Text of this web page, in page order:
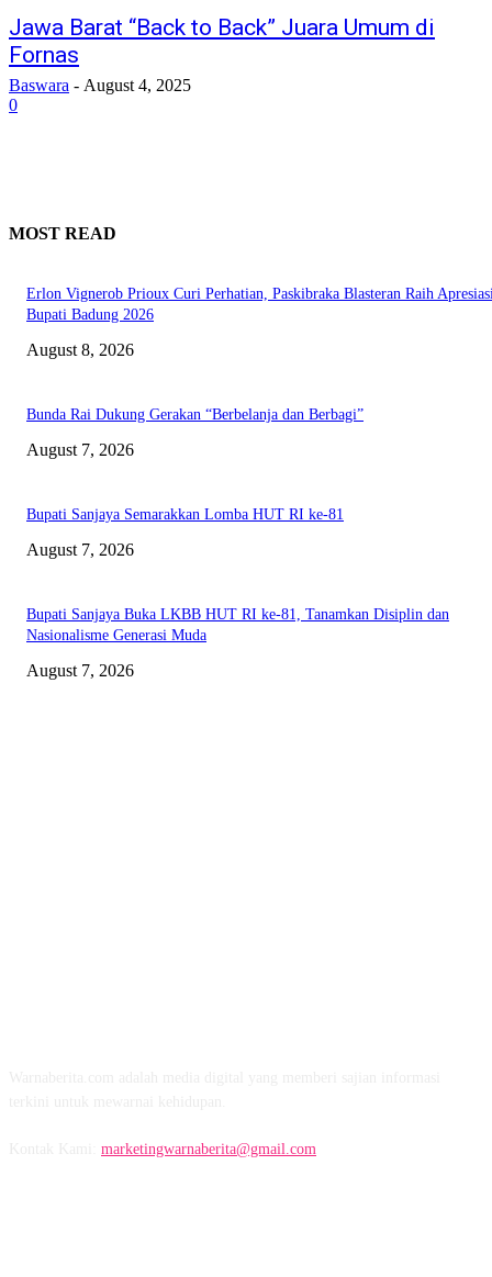
Jawa Barat “Back to Back” Juara Umum di
Fornas
Baswara - August 4, 2025
0
MOST READ
Erlon Vignerob Prioux Curi Perhatian, Paskibraka Blasteran Raih
Bupati Badung 2026
August 8, 2026
Bunda Rai Dukung Gerakan “Berbelanja dan Berbagi”
August 7, 2026
Bupati Sanjaya Semarakkan Lomba HUT RI ke-81
August 7, 2026
Bupati Sanjaya Buka LKBB HUT RI ke-81, Tanamkan Disiplin dan
Nasionalisme Generasi Muda
August 7, 2026
marketingwarnaberita@gmail.com